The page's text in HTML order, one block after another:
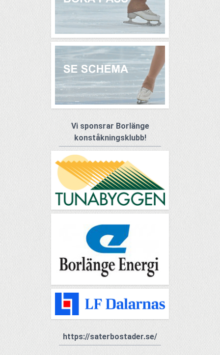
Vi sponsrar Borlänge
konståkningsklubb!
https://saterbostader.se/